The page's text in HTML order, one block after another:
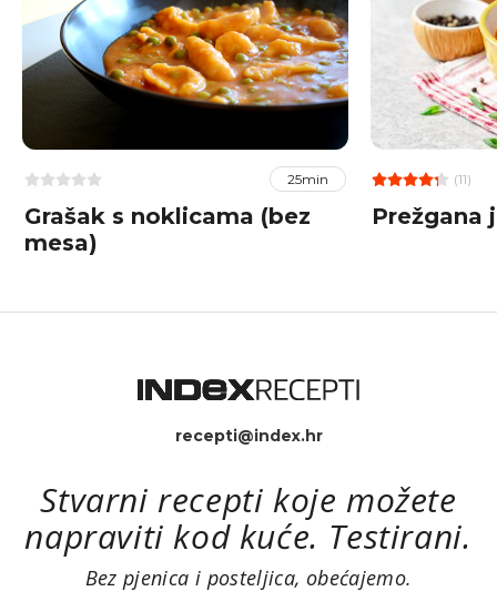
25min
Grašak s noklicama (bez
mesa)
(11)
Prežgana
recepti@index.hr
Stvarni recepti koje možete
napraviti kod kuće. Testirani.
Bez pjenica i posteljica, obećajemo.